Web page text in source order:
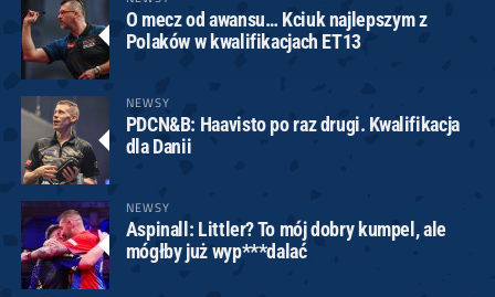
O mecz od awansu… Kciuk najlepszym z
Polaków w kwalifikacjach ET13
NEWSY
PDCN&B: Haavisto po raz drugi. Kwalifikacja
dla Danii
NEWSY
Aspinall: Littler? To mój dobry kumpel, ale
mógłby już wyp***dalać